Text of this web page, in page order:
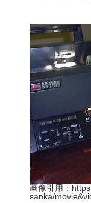
画像引用：
sanka/